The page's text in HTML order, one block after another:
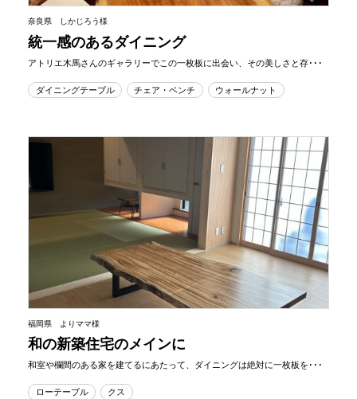
奈良県 しかじろう様
統一感のあるダイニング
アトリエ木馬さんのギャラリーでこの一枚板に出会い、その美しさと存･･･
ダイニングテーブル チェア・ベンチ ウォールナット
福岡県 よりママ様
和の新築住宅のメインに
和室や欄間のある家を建てるにあたって、ダイニングは絶対に一枚板を･･･
ローテーブル クス